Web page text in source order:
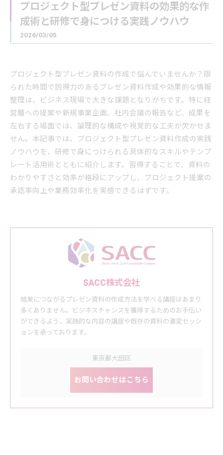
プロジェクト型プレゼン資料の効果的な作
成術と研修で身につける実践ノウハウ
2026/03/05
プロジェクト型プレゼン資料の作成で悩んでいませんか？限
られた時間で説得力のあるプレゼン資料作成や効果的な情報
整理は、ビジネス現場で大きな課題となりがちです。特に経
営層への提案や新規事業企画、社内会議の報告など、成果を
左右する場面では、論理的な構成や視覚的な工夫が欠かせま
せん。本記事では、プロジェクト型プレゼン資料作成の実践
ノウハウを、研修で身につけられる具体的なスキルやテンプ
レート活用術とともに紹介します。習得することで、資料の
わかりやすさと効率が格段にアップし、プロジェクト提案の
承認率向上や業務効率化を実感できるはずです。
SACC株式会社
結果につながるプレゼン資料の作成方法を学べる講座はあまり
多くありません。ビジネスチャンスを獲得するためのお手伝い
ができるよう、実践的な内容の講座や既存の資料の激変セッシ
ョンを承っております。
東京都大田区
お問い合わせはこちら